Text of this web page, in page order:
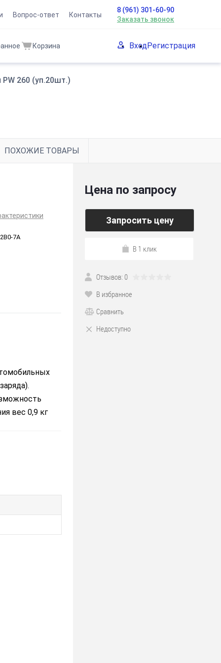
Вопрос-ответ Контакты
8 (961) 301-60-90
Заказать звонок
Корзина ВходРегистрация
PW 260 (уп.20шт.)
ПОХОЖИЕ ТОВАРЫ
7А
вес 0,9 кг
Цена по запросу
Запросить цену
В 1 клик
Отзывов: 0
В избранное
Сравнить
Недоступно